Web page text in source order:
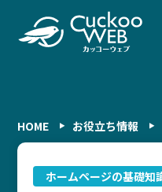
HOME お役立ち情報
ホームページの基礎知